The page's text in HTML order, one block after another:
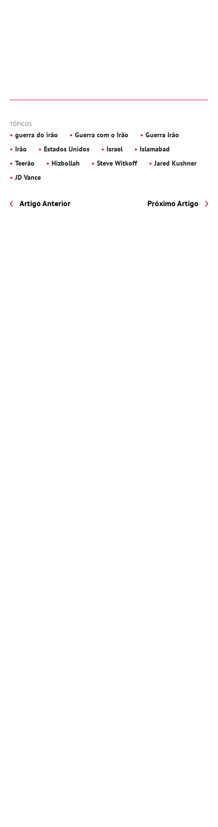
TÓPICOS
guerra do irão Guerra com o Irão
Guerra Irão
Irão
Estados Unidos Israel
Islamabad
Teerão
Hizbollah Steve Witkoff
Jared Kushner
JD Vance
Artigo Anterior Próximo Artigo